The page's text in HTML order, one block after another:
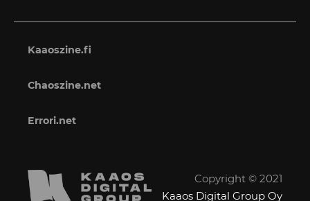
Kaaoszine.fi
Chaoszine.net
Errori.net
Copyright © 2021
Kaaos Digital Group Oy